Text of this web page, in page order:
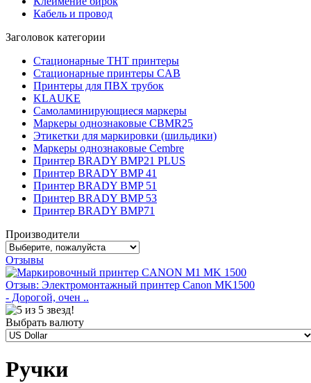
Кабель и провод
Заголовок категории
Стационарные THT принтеры
Стационарные принтеры CAB
Принтеры для ПВХ трубок
KLAUKE
Самоламинирующиеся маркеры
Маркеры однознаковые CBMR25
Этикетки для маркировки (шильдики)
Маркеры однознаковые Cembre
Принтер BRADY BMP21 PLUS
Принтер BRADY BMP 41
Принтер BRADY BMP 51
Принтер BRADY BMP 53
Принтер BRADY BMP71
Производители
Отзывы
Отзыв: Электромонтажный принтер Canon MK1500
- Дорогой, очен ..
Выбрать валюту
Ручки